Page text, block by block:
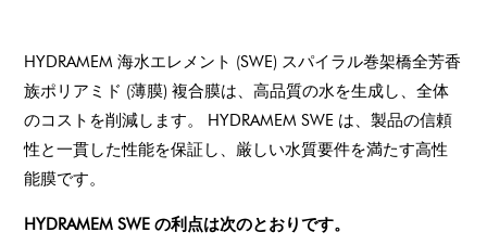
HYDRAMEM 海水エレメント (SWE) スパイラル巻架橋全芳香
族ポリアミド (薄膜) 複合膜は、高品質の水を生成し、全体
のコストを削減します。 HYDRAMEM SWE は、製品の信頼
性と一貫した性能を保証し、厳しい水質要件を満たす高性
能膜です。
HYDRAMEM SWE の利点は次のとおりです。